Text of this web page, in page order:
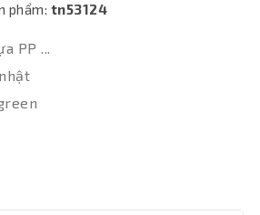
phẩm: tn53124
PP ...